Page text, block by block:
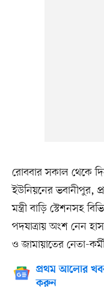
রোববার সকাল থেকে
ইউনিয়নের ভবানীপুর,
মন্ত্রী বাড়ি স্টেশনসহ
পদযাত্রায় অংশ নেন
ও জামায়াতের নেতা-
প্রথম আলোর
করুন